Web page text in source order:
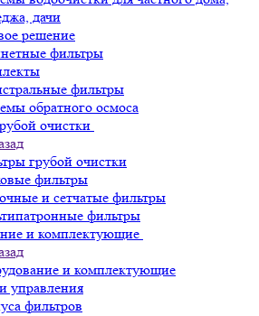
дачи
решение
фильтры
фильтры
обратного осмоса
очистки
грубой очистки
фильтры
и сетчатые фильтры
фильтры
и комплектующие
и комплектующие
управления
фильтров